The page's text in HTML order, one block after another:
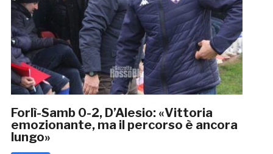
Forlì-Samb 0-2, D’Alesio: «Vittoria
emozionante, ma il percorso è ancora
lungo»